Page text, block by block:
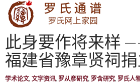
SKIP TO CONTENT
此身要作将来样
福建省豫章贤祠捐
学术论文, 文字资讯, 罗从彦研究, 罗含研究, 罗氏人